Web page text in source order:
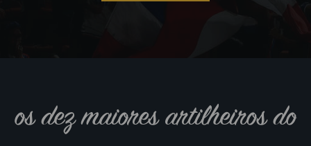
os dez maiores artilheiros do